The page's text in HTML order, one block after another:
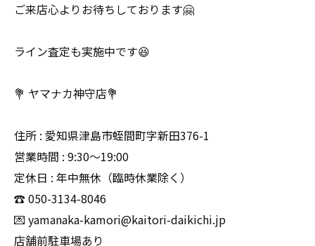
ご来店心よりお待ちしております🤗
ライン査定も実施中です😆
💐 ヤマナカ神守店💐
住所 : 愛知県津島市蛭間町字新田376-1
営業時間 : 9:30〜19:00
定休日 : 年中無休（臨時休業除く）
☎️ 050-3134-8046
💌 yamanaka-kamori@kaitori-daikichi.jp
店舗前駐車場あり